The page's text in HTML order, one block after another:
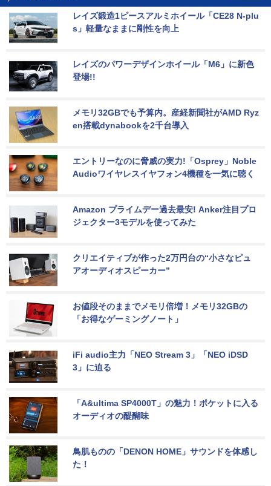
レイズ鍛造1ピースアルミホイール「CE28 N-plu
s」軽量なままに剛性を向上
レイズのパワーデザインホイール「M6」に新色
登場!!
メモリ32GBでも予算内。産経新聞社がAMD Ryz
en搭載dynabookを2千台導入
エントリーなのに脅威の実力!「Osprey」Noble
Audioワイヤレスイヤフォン4機種を一気に聴く
Amazon プライムデー過去最安! Anker注目プロ
ジェクター3モデルを使ってみた
クリエイティブが作った2万円台の“小さなピュ
アオーディオスピーカー”
お値段そのままでメモリ倍増！メモリ32GBの
「お得なゲーミングノート」
iFi audio主力「NEO Stream 3」「NEO iDSD
3」に迫る
「A&ultima SP4000T」の魅力！ポケットに入る
オーディオの醍醐味
鳥肌ものの「DENON HOME」サウンドを体感し
た！